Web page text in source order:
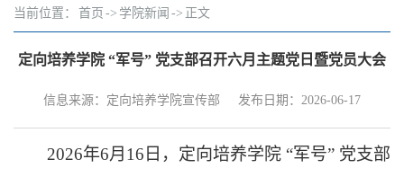
当前位置： 首页 -> 学院新闻 -> 正文
定向培养学院 “军号” 党支部召开六月主题党日暨党员大会
信息来源：定向培养学院宣传部 发布日期：2026-06-17
2026年6月16日，定向培养学院 “军号” 党支部